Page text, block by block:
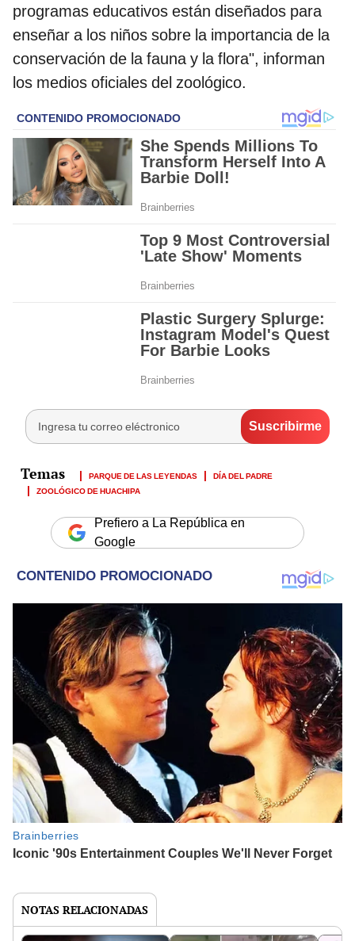
programas educativos están diseñados para
enseñar a los niños sobre la importancia de la
conservación de la fauna y la flora", informan
los medios oficiales del zoológico.
PARQUE DE LAS LEYENDAS
DÍA DEL PADRE
ZOOLÓGICO DE HUACHIPA
Prefiero a La República en
Google
NOTAS RELACIONADAS